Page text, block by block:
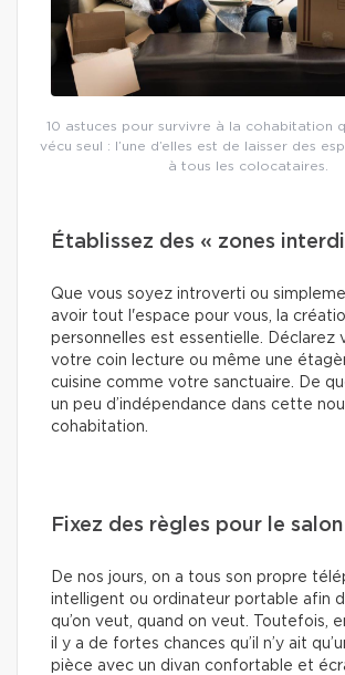
10 astuces pour survivre à la cohabitation
vécu seul : l’une d’elles est de laisser des
à tous les colocataires.
Établissez des « zones
Que vous soyez introverti ou
avoir tout l'espace pour vous, la
personnelles est essentielle. Déclarez
votre coin lecture ou même une
cuisine comme votre sanctuaire. De
un peu d’indépendance dans cette
cohabitation.
Fixez des règles pour le salon
De nos jours, on a tous son propre
intelligent ou ordinateur portable afin
qu’on veut, quand on veut. Toutefois,
il y a de fortes chances qu’il n’y ait
pièce avec un divan confortable et